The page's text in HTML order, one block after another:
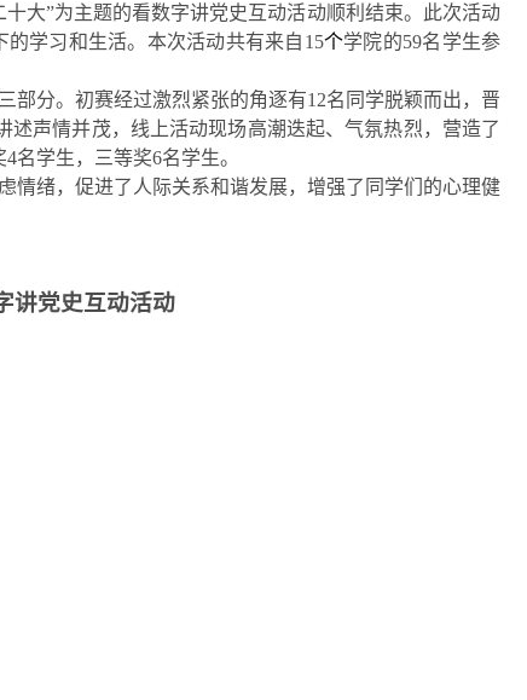
十大”为主题的看数字讲党史互动活动顺利结束。此次活动
学习和生活。本次活动共有来自 15个学院的59名学生参
部分。初赛经过激烈紧张的角逐有1 2名同学脱颖而出，晋
声情并茂，线上活动现场高潮迭起、气氛热烈，营造了
名学生，三等奖6名学生。
情绪，促进了人际关系和谐发展，增强了同学们的心理健
讲党史互动活动